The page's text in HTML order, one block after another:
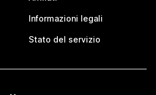
Informazioni legali
Stato del servizio